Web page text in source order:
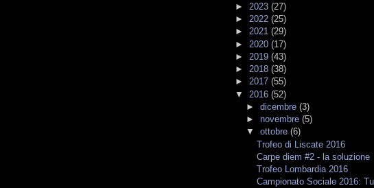
► 2023 (27)
► 2022 (25)
► 2021 (29)
► 2020 (17)
► 2019 (43)
► 2018 (38)
► 2017 (55)
▼ 2016 (52)
► dicembre (3)
► novembre (5)
▼ ottobre (6)
Trofeo di Liscate 2016
Carpe diem #2 - la soluzione
Trofeo Lombardia 2016
Campionato Sociale 2016: